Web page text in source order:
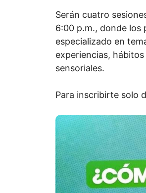
Serán cuatro
6:00 p.m., donde
especializado en
experiencias,
sensoriales.
Para inscribirte solo